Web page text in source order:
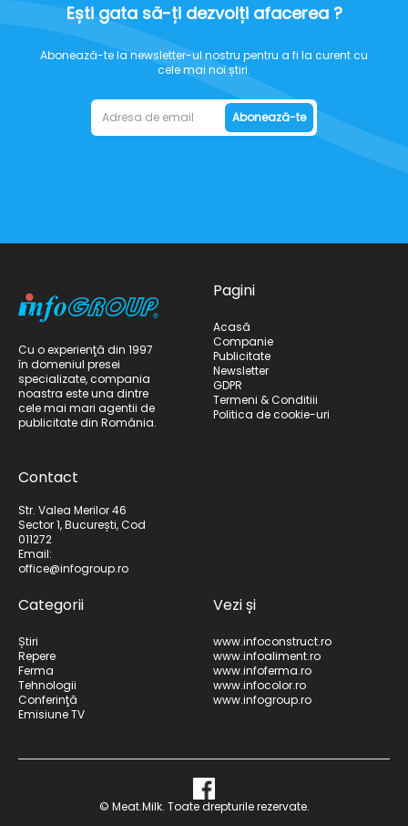
Ești gata să-ți dezvolți afacerea ?
Abonează-te la newsletter-ul nostru pentru a fi la curent cu
cele mai noi știri.
Abonează-te
Cu o experienţă din 1997
în domeniul presei
specializate, compania
noastra este una dintre
cele mai mari agentii de
publicitate din România.
Contact
Str. Valea Merilor 46
Sector 1, București, Cod
011272
Email:
office@infogroup.ro
Pagini
Acasă
Companie
Publicitate
Newsletter
GDPR
Termeni & Conditiii
Politica de cookie-uri
Categorii
Știri
Repere
Ferma
Tehnologii
Conferinţă
Emisiune TV
Vezi și
www.infoconstruct.ro
www.infoaliment.ro
www.infoferma.ro
www.infocolor.ro
www.infogroup.ro
© Meat.Milk. Toate drepturile rezervate.